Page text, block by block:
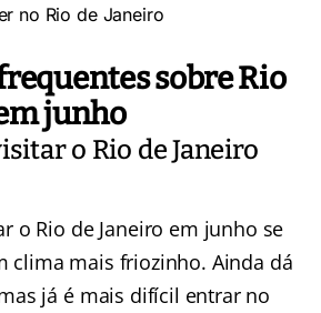
no Rio de Janeiro
sobre Rio
junho
o Rio de Janeiro
o Rio de Janeiro em junho se
clima mais friozinho. Ainda dá
já é mais difícil entrar no